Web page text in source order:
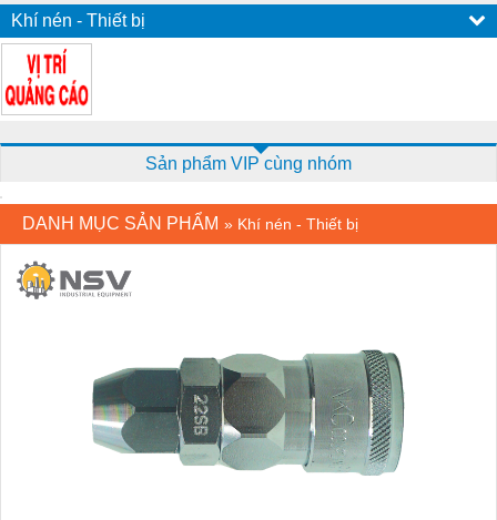
Khí nén - Thiết bị
Sản phẩm VIP cùng nhóm
DANH MỤC SẢN PHẨM » Khí nén - Thiết bị